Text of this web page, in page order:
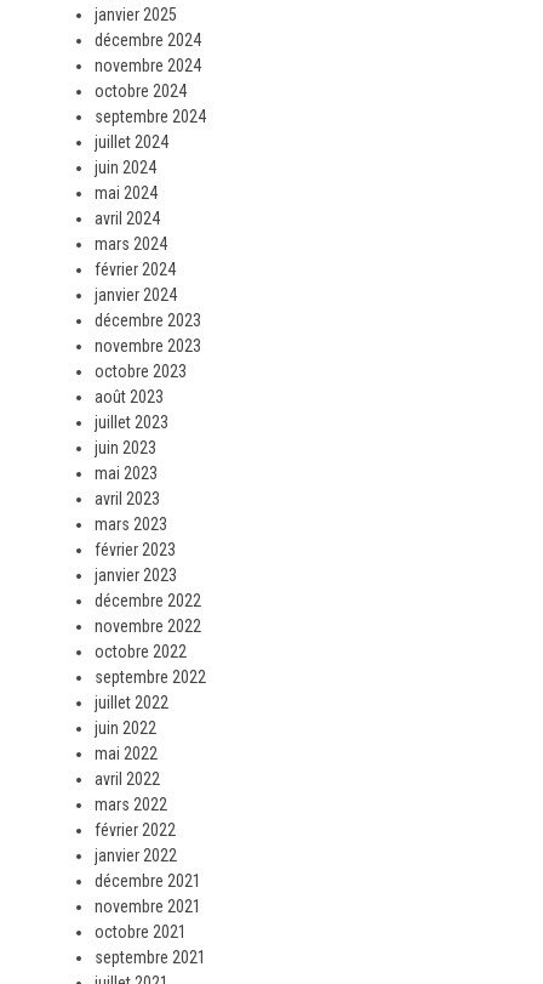
janvier 2025
décembre 2024
novembre 2024
octobre 2024
septembre 2024
juillet 2024
juin 2024
mai 2024
avril 2024
mars 2024
février 2024
janvier 2024
décembre 2023
novembre 2023
octobre 2023
août 2023
juillet 2023
juin 2023
mai 2023
avril 2023
mars 2023
février 2023
janvier 2023
décembre 2022
novembre 2022
octobre 2022
septembre 2022
juillet 2022
juin 2022
mai 2022
avril 2022
mars 2022
février 2022
janvier 2022
décembre 2021
novembre 2021
octobre 2021
septembre 2021